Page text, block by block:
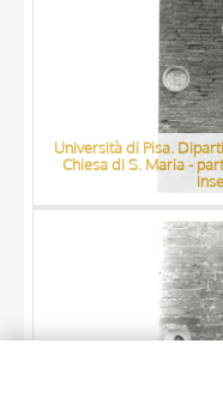
Università di Pisa.
Chiesa di S. Maria -